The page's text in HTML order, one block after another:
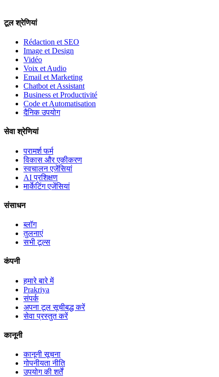
टूल श्रेणियां
Rédaction et SEO
Image et Design
Vidéo
Voix et Audio
Email et Marketing
Chatbot et Assistant
Business et Productivité
Code et Automatisation
दैनिक उपयोग
सेवा श्रेणियां
परामर्श फर्म
विकास और एकीकरण
स्वचालन एजेंसियां
AI प्रशिक्षण
मार्केटिंग एजेंसियां
संसाधन
ब्लॉग
तुलनाएं
सभी टूल्स
कंपनी
हमारे बारे में
Prakriya
संपर्क
अपना टूल सूचीबद्ध करें
सेवा प्रस्तुत करें
कानूनी
कानूनी सूचना
गोपनीयता नीति
उपयोग की शर्तें